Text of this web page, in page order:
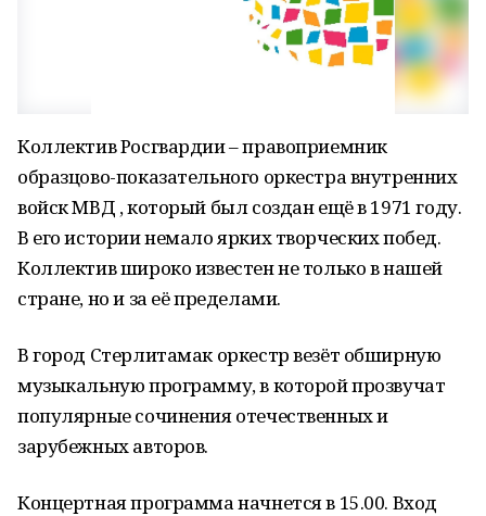
Коллектив Росгвардии – правоприемник
образцово-показательного оркестра внутренних
войск МВД , который был создан ещё в 1971 году.
В его истории немало ярких творческих побед.
Коллектив широко известен не только в нашей
стране, но и за её пределами.
В город Стерлитамак оркестр везёт обширную
музыкальную программу, в которой прозвучат
популярные сочинения отечественных и
зарубежных авторов.
Концертная программа начнется в 15.00. Вход